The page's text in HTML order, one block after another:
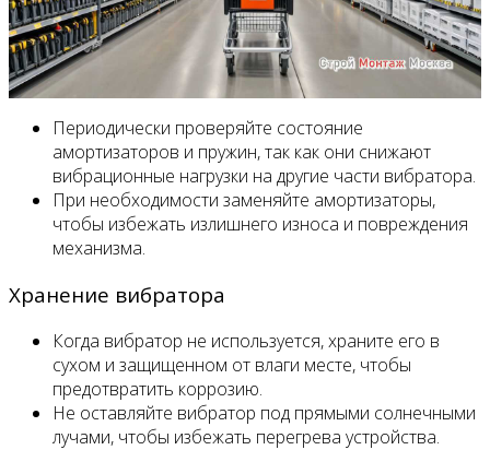
Периодически проверяйте состояние
амортизаторов и пружин, так как они снижают
вибрационные нагрузки на другие части вибратора.
При необходимости заменяйте амортизаторы,
чтобы избежать излишнего износа и повреждения
механизма.
Хранение вибратора
Когда вибратор не используется, храните его в
сухом и защищенном от влаги месте, чтобы
предотвратить коррозию.
Не оставляйте вибратор под прямыми солнечными
лучами, чтобы избежать перегрева устройства.